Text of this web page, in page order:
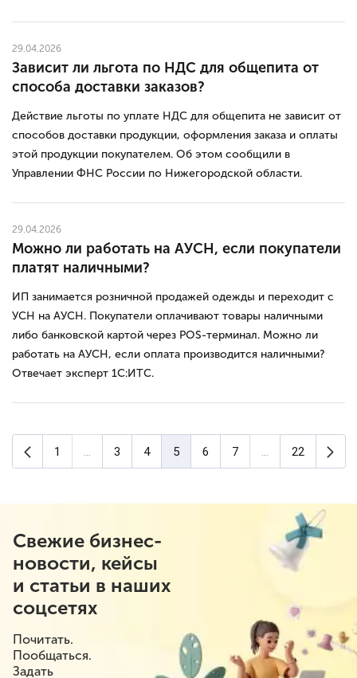
29.04.2026
Зависит ли льгота по НДС для общепита от
способа доставки заказов?
Действие льготы по уплате НДС для общепита не зависит от
способов доставки продукции, оформления заказа и оплаты
этой продукции покупателем. Об этом сообщили в
Управлении ФНС России по Нижегородской области.
29.04.2026
Можно ли работать на АУСН, если покупатели
платят наличными?
ИП занимается розничной продажей одежды и переходит с
УСН на АУСН. Покупатели оплачивают товары наличными
либо банковской картой через POS-терминал. Можно ли
работать на АУСН, если оплата производится наличными?
Отвечает эксперт 1С:ИТС.
Предыдущая страница
1 3 4 5 6 7 22
Свежие бизнес-
новости, кейсы
и статьи в наших
соцсетях
Почитать.
Пообщаться.
Задать